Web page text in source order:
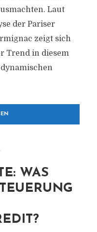
Laut
der Pariser
zeigt sich
Trend in diesem
WAS